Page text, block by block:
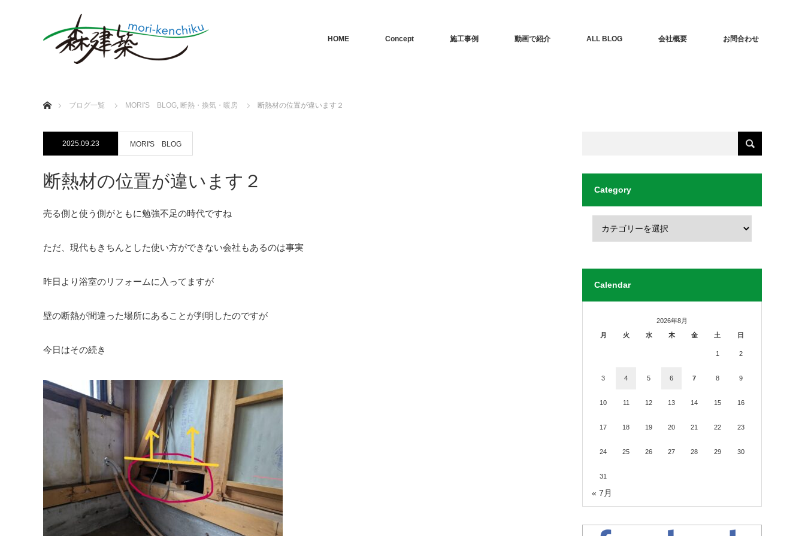
HOME Concept 施工事例 動画で紹介 ALL BLOG 会社概要 お問合わせ
ブログ一覧
MORI'S BLOG, 断熱・換気・暖房 断熱材の位置が違います２
2025.09.23 MORI'S BLOG
断熱材の位置が違います２
売る側と使う側がともに勉強不足の時代ですね
ただ、現代もきちんとした使い方ができない会社もあるのは事実
昨日より浴室のリフォームに入ってますが
壁の断熱が間違った場所にあることが判明したのですが
今日はその続き
Category
Calendar
2026年8月
月
火 水 木 金 土 日
1 2
3 4 5 6 7 8 9
10 11 12 13 14 15 16
17 18 19 20 21 22 23
24 25 26 27 28 29 30
31
« 7月